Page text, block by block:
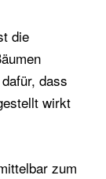
die
dass
wirkt
zum